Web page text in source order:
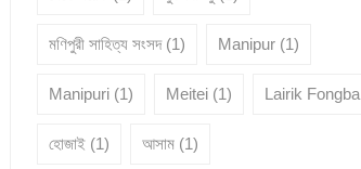
মণিপুরী সাহিত্য সংসদ (1) Manipur (1)
Manipuri (1) Meitei (1) Lairik Fongba
হোজাই (1) আসাম (1)